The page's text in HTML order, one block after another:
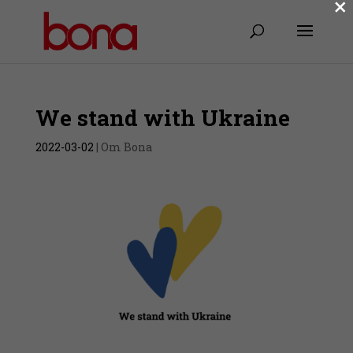
We stand with Ukraine
2022-03-02 | Om Bona